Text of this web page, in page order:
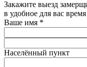
Закажите выезд
в удобное для вас время
Ваше имя *
Населённый пункт